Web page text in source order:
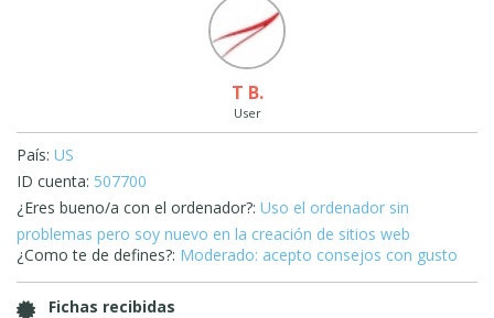
T B.
User
País: US
ID cuenta: 507700
¿Eres bueno/a con el ordenador?: Uso el ordenador sin
problemas pero soy nuevo en la creación de sitios web
¿Como te de defines?: Moderado: acepto consejos con gusto
Fichas recibidas